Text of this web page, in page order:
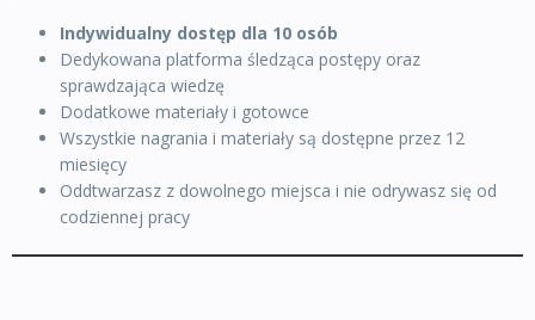
Indywidualny dostęp dla 10 osób
Dedykowana platforma śledząca postępy oraz
sprawdzająca wiedzę
Dodatkowe materiały i gotowce
Wszystkie nagrania i materiały są dostępne przez 12
miesięcy
Oddtwarzasz z dowolnego miejsca i nie odrywasz się od
codziennej pracy